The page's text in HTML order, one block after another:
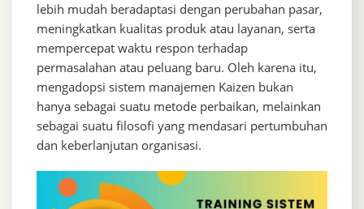
lebih mudah beradaptasi dengan perubahan pasar,
meningkatkan kualitas produk atau layanan, serta
mempercepat waktu respon terhadap
permasalahan atau peluang baru. Oleh karena itu,
mengadopsi sistem manajemen Kaizen bukan
hanya sebagai suatu metode perbaikan, melainkan
sebagai suatu filosofi yang mendasari pertumbuhan
dan keberlanjutan organisasi.